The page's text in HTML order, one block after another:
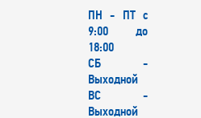
ПН - ПТ с
9:00 до
18:00
СБ -
Выходной
ВС -
Выходной